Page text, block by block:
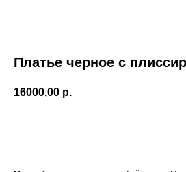
Платье черное с
16000,00 р.